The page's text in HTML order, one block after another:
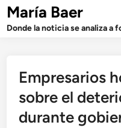
Saltar
contenido
María Baer
Donde la noticia se analiza a
Empresarios
sobre el
durante